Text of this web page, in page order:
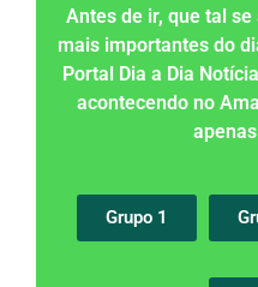
Antes de ir, que tal
mais importantes do
Portal Dia a Dia
acontecendo no
Grupo 1